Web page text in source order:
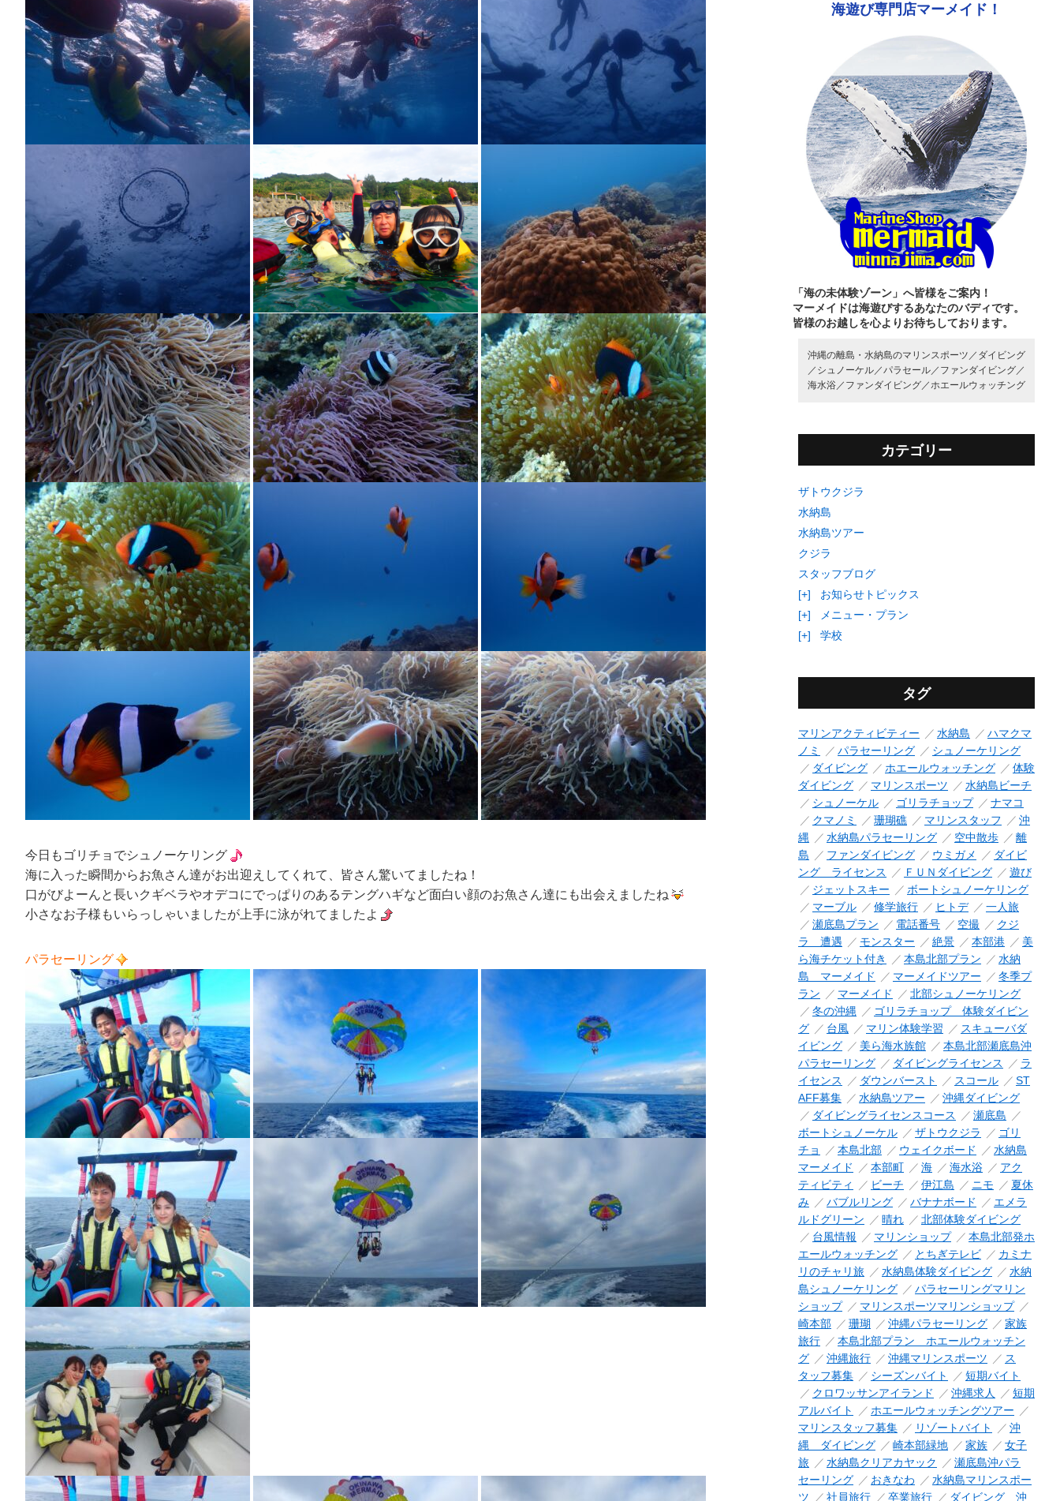
今日もゴリチョでシュノーケリング
海に入った瞬間からお魚さん達がお出迎えしてくれて、皆さん驚いてましたね！
口がびよーんと長いクギベラやオデコにでっぱりのあるテングハギなど面白い顔のお魚さん達にも出会えましたね
小さなお子様もいらっしゃいましたが上手に泳がれてましたよ
パラセーリング
海遊び専門店マーメイド！
「海の未体験ゾーン」へ皆様をご案内！
マーメイドは海遊びするあなたのバディです。
皆様のお越しを心よりお待ちしております。
沖縄の離島・水納島のマリンスポーツ／ ダイビング
／ シュノーケル／ パラセール／ ファンダイビング／
海水浴／ ファンダイビング／ ホエールウォッチング
カテゴリー
ザトウクジラ
水納島
水納島ツアー
クジラ
スタッフブログ
[+]
お知らせトピックス
[+]
メニュー・プラン
[+]
学校
タグ
マリンアクティビティー 水納島
ハマクマ
ノミ
パラセーリング
シュノーケリング
ダイビング
ホエールウォッチング
体験
ダイビング
マリンスポーツ
水納島ビーチ
シュノーケル
ゴリラチョップ
ナマコ
クマノミ
珊瑚礁 マリンスタッフ
沖
縄
水納島パラセーリング 空中散歩
離
島
ファンダイビング ウミガメ
ダイビ
ング ライセンス
ＦＵＮダイビング
遊び
ジェットスキー
ボートシュノーケリング
マーブル
修学旅行 ヒトデ
一人旅
瀬底島プラン
電話番号 空撮
クジ
ラ 遭遇
モンスター 絶景 本部港
美
ら海チケット付き
本島北部プラン
水納
島 マーメイド
マーメイドツアー
冬季プ
ラン
マーメイド
北部シュノーケリング
冬の沖縄
ゴリラチョップ 体験ダイビン
グ
台風 マリン体験学習
スキューバダ
イビング
美ら海水族館
本島北部瀬底島沖
パラセーリング
ダイビングライセンス
ラ
イセンス
ダウンバースト スコール
ST
AFF募集
水納島ツアー
沖縄ダイビング
ダイビングライセンスコース
瀬底島
ボートシュノーケル
ザトウクジラ
ゴリ
チョ
本島北部 ウェイクボード
水納島
マーメイド
本部町 海 海水浴
アク
ティビティ
ビーチ 伊江島 ニモ
夏休
み
バブルリング バナナボード
エメラ
ルドグリーン
晴れ
北部体験ダイビング
台風情報
マリンショップ
本島北部発ホ
エールウォッチング
とちぎテレビ
カミナ
リのチャリ旅
水納島体験ダイビング
水納
島シュノーケリング
パラセーリングマリン
ショップ
マリンスポーツマリンショップ
崎本部
珊瑚 沖縄パラセーリング
家族
旅行
本島北部プラン ホエールウォッチン
グ
沖縄旅行 沖縄マリンスポーツ
ス
タッフ募集
シーズンバイト
短期バイト
クロワッサンアイランド
沖縄求人
短期
アルバイト
ホエールウォッチングツアー
マリンスタッフ募集
リゾートバイト
沖
縄 ダイビング
崎本部緑地 家族
女子
旅
水納島クリアカヤック
瀬底島沖パラ
セーリング
おきなわ
水納島マリンスポー
ツ
社員旅行 卒業旅行 ダイビング 沖